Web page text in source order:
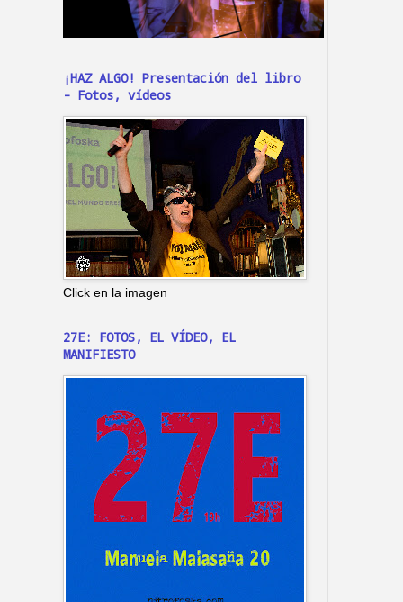
¡HAZ ALGO! Presentación del libro
- Fotos, vídeos
Click en la imagen
27E: FOTOS, EL VÍDEO, EL
MANIFIESTO